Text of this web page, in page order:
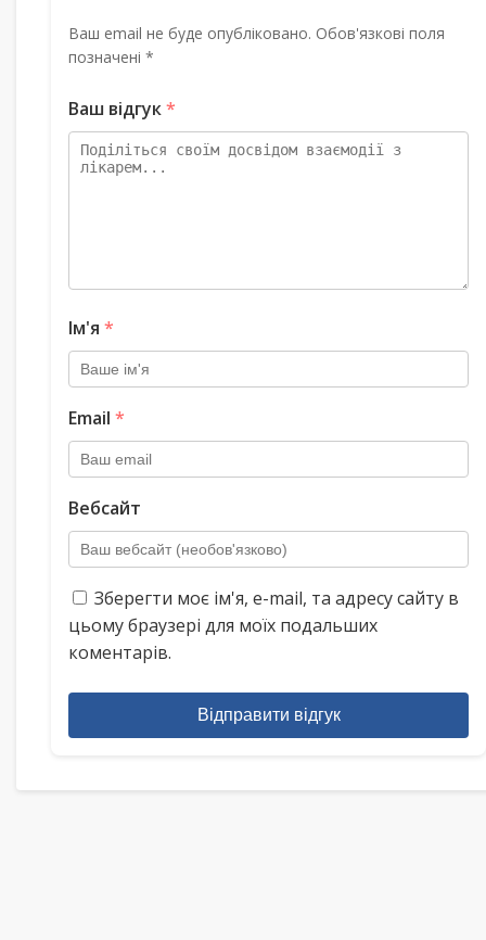
Ваш email не буде опубліковано. Обов'язкові поля
позначені *
Ваш відгук*
Ім'я *
Email *
Вебсайт
Зберегти моє ім'я, e-mail, та адресу сайту в
цьому браузері для моїх подальших
коментарів.
Відправити відгук